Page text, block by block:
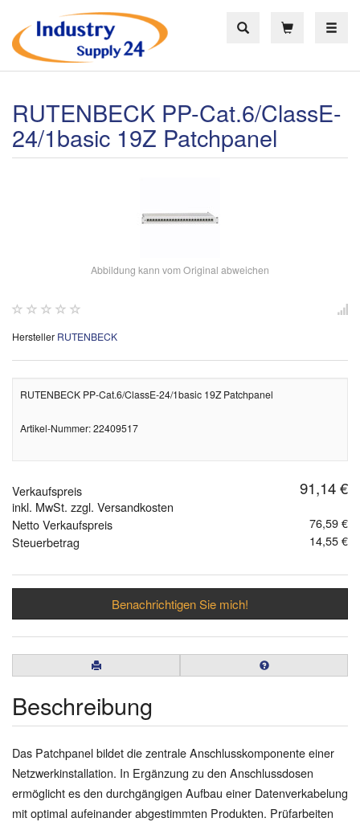
RUTENBECK PP-Cat.6/ClassE-
24/1basic 19Z Patchpanel
Abbildung kann vom Original abweichen
Hersteller RUTENBECK
RUTENBECK PP-Cat.6/ClassE-24/1basic 19Z Patchpanel
Artikel-Nummer: 22409517
Verkaufspreis 91,14 €
inkl. MwSt. zzgl. Versandkosten
Netto Verkaufspreis
76,59 €
Steuerbetrag
14,55 €
Benachrichtigen Sie mich!
Beschreibung
Das Patchpanel bildet die zentrale Anschlusskomponente einer
Netzwerkinstallation. In Ergänzung zu den Anschlussdosen
ermöglicht es den durchgängigen Aufbau einer Datenverkabelung
mit optimal aufeinander abgestimmten Produkten. Prüfarbeiten